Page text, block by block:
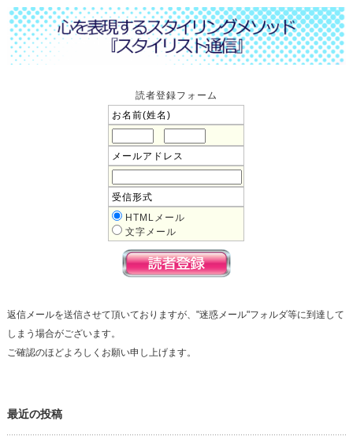
読者登録フォーム
お名前(姓名)
メールアドレス
受信形式
HTMLメール
文字メール
返信メールを送信させて頂いておりますが、"迷惑メール"フォルダ等に到達して
しまう場合がございます。
ご確認のほどよろしくお願い申し上げます。
最近の投稿